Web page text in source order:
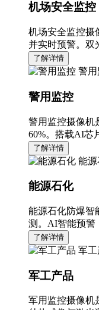
机场安全监控
机场安全监控摄
并实时预警。双
了解详情
警
警用监控
警用监控摄像机
60%。搭载AI芯
了解详情
能
能源石化
能源石化防爆智
测。AI智能预警
了解详情
军工
军工产品
军用监控摄像机